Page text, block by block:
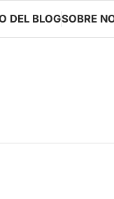
DEL BLOGSOBRE